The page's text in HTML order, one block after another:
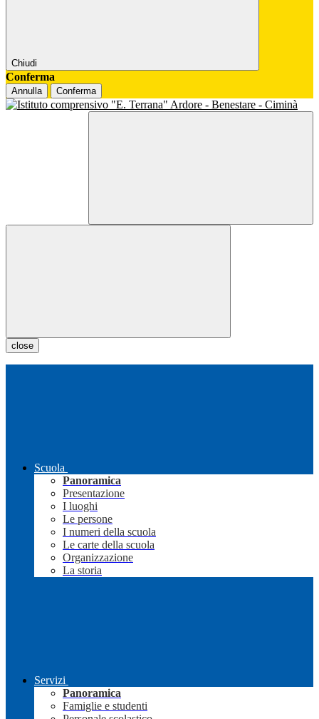
Chiudi
Conferma
Annulla Conferma
close
Scuola
Panoramica
Presentazione
I luoghi
Le persone
I numeri della scuola
Le carte della scuola
Organizzazione
La storia
Servizi
Panoramica
Famiglie e studenti